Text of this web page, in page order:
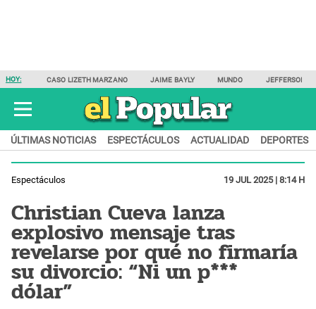
HOY: CASO LIZETH MARZANO JAIME BAYLY MUNDO JEFFERSON
ÚLTIMAS NOTICIAS ESPECTÁCULOS ACTUALIDAD DEPORTES
Espectáculos 19 JUL 2025 | 8:14 H
Christian Cueva lanza
explosivo mensaje tras
revelarse por qué no firmaría
su divorcio: “Ni un p***
dólar”